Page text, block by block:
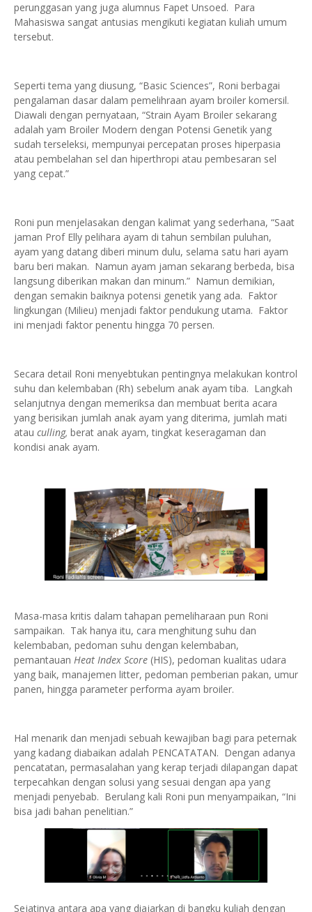
perunggasan yang juga alumnus Fapet Unsoed. Para
Mahasiswa sangat antusias mengikuti kegiatan kuliah umum
tersebut.
Seperti tema yang diusung, “Basic Sciences”, Roni berbagai
pengalaman dasar dalam pemelihraan ayam broiler komersil.
Diawali dengan pernyataan, “Strain Ayam Broiler sekarang
adalah yam Broiler Modern dengan Potensi Genetik yang
sudah terseleksi, mempunyai percepatan proses hiperpasia
atau pembelahan sel dan hiperthropi atau pembesaran sel
yang cepat.”
Roni pun menjelasakan dengan kalimat yang sederhana, “Saat
jaman Prof Elly pelihara ayam di tahun sembilan puluhan,
ayam yang datang diberi minum dulu, selama satu hari ayam
baru beri makan. Namun ayam jaman sekarang berbeda, bisa
langsung diberikan makan dan minum.” Namun demikian,
dengan semakin baiknya potensi genetik yang ada. Faktor
lingkungan (Milieu) menjadi faktor pendukung utama. Faktor
ini menjadi faktor penentu hingga 70 persen.
Secara detail Roni menyebtukan pentingnya melakukan kontrol
suhu dan kelembaban (Rh) sebelum anak ayam tiba. Langkah
selanjutnya dengan memeriksa dan membuat berita acara
yang berisikan jumlah anak ayam yang diterima, jumlah mati
atau culling, berat anak ayam, tingkat keseragaman dan
kondisi anak ayam.
Masa-masa kritis dalam tahapan pemeliharaan pun Roni
sampaikan. Tak hanya itu, cara menghitung suhu dan
kelembaban, pedoman suhu dengan kelembaban,
pemantauan Heat Index Score (HIS), pedoman kualitas udara
yang baik, manajemen litter, pedoman pemberian pakan, umur
panen, hingga parameter performa ayam broiler.
Hal menarik dan menjadi sebuah kewajiban bagi para peternak
yang kadang diabaikan adalah PENCATATAN. Dengan adanya
pencatatan, permasalahan yang kerap terjadi dilapangan dapat
terpecahkan dengan solusi yang sesuai dengan apa yang
menjadi penyebab. Berulang kali Roni pun menyampaikan, “Ini
bisa jadi bahan penelitian.”
Sejatinya antara apa yang diajarkan di bangku kuliah dengan